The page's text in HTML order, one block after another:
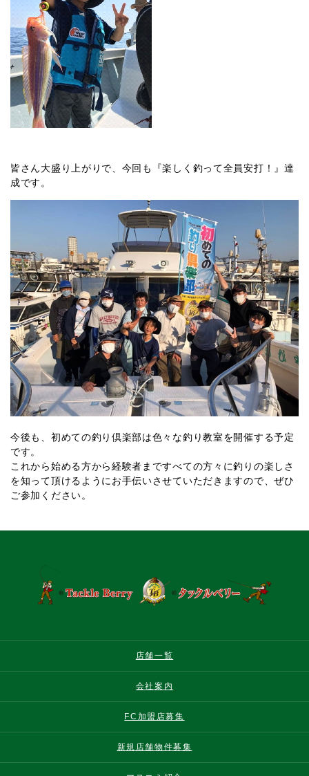
皆さん大盛り上がりで、今回も『楽しく釣って全員安打！』達
成です。
今後も、初めての釣り倶楽部は色々な釣り教室を開催する予定
です。
これから始める方から経験者まですべての方々に釣りの楽しさ
を知って頂けるようにお手伝いさせていただきますので、ぜひ
ご参加ください。
店舗一覧
会社案内
FC加盟店募集
新規店舗物件募集